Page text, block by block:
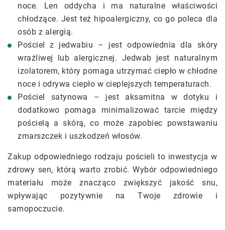
noce. Len oddycha i ma naturalne właściwości
chłodzące. Jest też hipoalergiczny, co go poleca dla
osób z alergią.
Pościel z jedwabiu – jest odpowiednia dla skóry
wrażliwej lub alergicznej. Jedwab jest naturalnym
izolatorem, który pomaga utrzymać ciepło w chłodne
noce i odrywa ciepło w cieplejszych temperaturach.
Pościel satynowa – jest aksamitna w dotyku i
dodatkowo pomaga minimalizować tarcie między
pościelą a skórą, co może zapobiec powstawaniu
zmarszczek i uszkodzeń włosów.
Zakup odpowiedniego rodzaju pościeli to inwestycja w
zdrowy sen, którą warto zrobić. Wybór odpowiedniego
materiału może znacząco zwiększyć jakość snu,
wpływając pozytywnie na Twoje zdrowie i
samopoczucie.